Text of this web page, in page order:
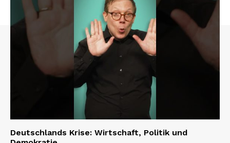
Deutschlands Krise: Wirtschaft, Politik und